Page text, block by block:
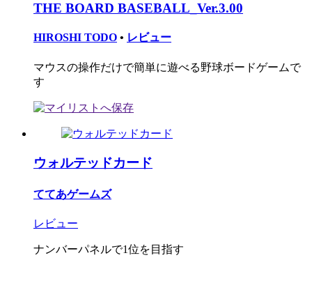
THE BOARD BASEBALL_Ver.3.00
HIROSHI TODO • レビュー
マウスの操作だけで簡単に遊べる野球ボードゲームで
す
ウォルテッドカード
ててあゲームズ
レビュー
ナンバーパネルで1位を目指す